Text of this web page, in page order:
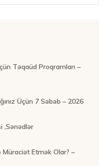
Təqaüd Proqramları –
Üçün 7 Səbəb – 2026
,Sənədlər
Müraciət Etmək Olar? –